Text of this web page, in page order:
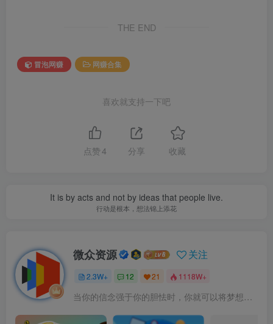
THE END
冒泡网赚 网赚合集
喜欢就支持一下吧
点赞4 分享 收藏
It is by acts and not by ideas that people live.
行动是根本，想法锦上添花
微众资源 关注
2.3W+ 12 21 1118W+
当你的信念强于你的胆怯时，你就可以将梦想变为现实了